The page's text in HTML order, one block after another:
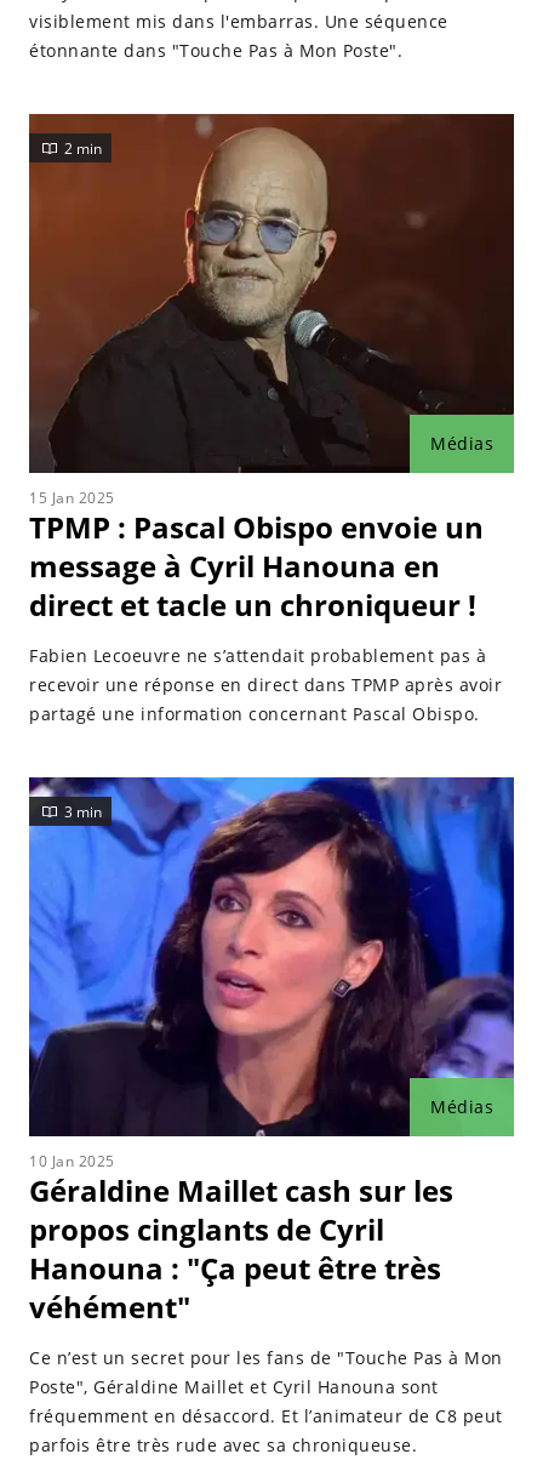
visiblement mis dans l'embarras. Une séquence
étonnante dans "Touche Pas à Mon Poste".
Médias
2 min
15 Jan 2025
TPMP : Pascal Obispo envoie un
message à Cyril Hanouna en
direct et tacle un chroniqueur !
Fabien Lecoeuvre ne s’attendait probablement pas à
recevoir une réponse en direct dans TPMP après avoir
partagé une information concernant Pascal Obispo.
Médias
3 min
10 Jan 2025
Géraldine Maillet cash sur les
propos cinglants de Cyril
Hanouna : "Ça peut être très
véhément"
Ce n’est un secret pour les fans de "Touche Pas à Mon
Poste", Géraldine Maillet et Cyril Hanouna sont
fréquemment en désaccord. Et l’animateur de C8 peut
parfois être très rude avec sa chroniqueuse.